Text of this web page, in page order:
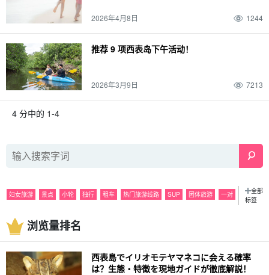
2026年4月8日 1244
推荐 9 项西表岛下午活动！
2026年3月9日 7213
4 分中的 1-4
妇女旅游 景点 小轮 独行 租车 热门旅游线路 SUP 团体旅游 一对
特色产品和纪念品 皮划艇
天气 夏季 麦冬草 装束 秋季 驾驶 12 月 冬季 经历 春假 家庭
全部
标签
浏览量排名
西表島でイリオモテヤマネコに会える確率
は？生態・特徴を現地ガイドが徹底解説！